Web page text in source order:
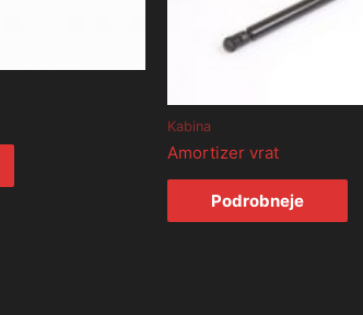
Kabina
Amortizer vrat
Podrobneje